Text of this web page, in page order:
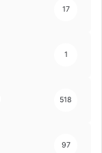
17
1
518
97